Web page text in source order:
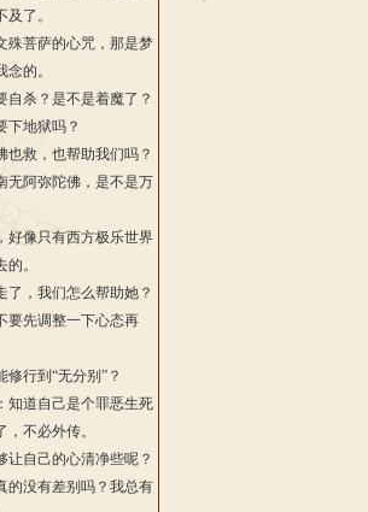
及了。
殊菩萨的心咒，那是梦
念的。
自杀？是不是着魔了？
下地狱吗？
也救，也帮助我们吗？
无阿弥陀佛，是不是万
好像只有西方极乐世界
。
了，我们怎么帮助她？
要先调整一下心态再
修行到“无分别”？
知道自己是个罪恶生死
，不必外传。
让自己的心清净些呢？
的没有差别吗？我总有